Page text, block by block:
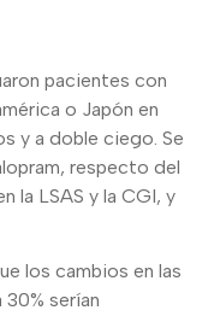
pacientes con
o Japón en
y a doble ciego. Se
respecto del
la LSAS y la CGI, y
los cambios en las
serían